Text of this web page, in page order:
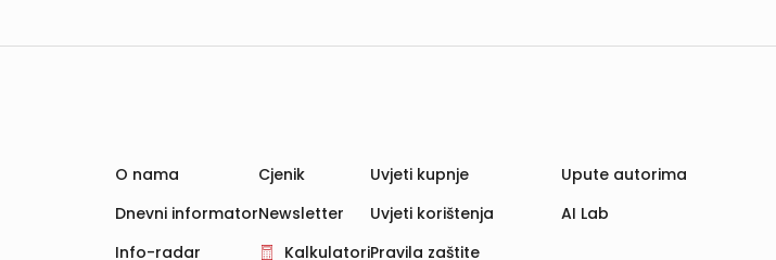
O nama
Dnevni informator
Info-radar
Cjenik
Newsletter
Kalkulatori
Uvjeti kupnje
Uvjeti korištenja
Pravila zaštite
Upute autorima
AI Lab